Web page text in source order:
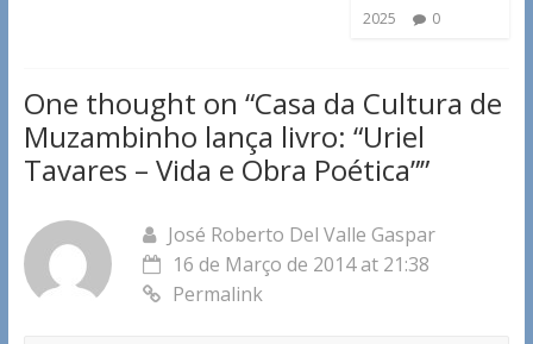
2025
0
One thought on “Casa da Cultura de
Muzambinho lança livro: “Uriel
Tavares – Vida e Obra Poética””
José Roberto Del Valle Gaspar
16 de Março de 2014 at 21:38
Permalink